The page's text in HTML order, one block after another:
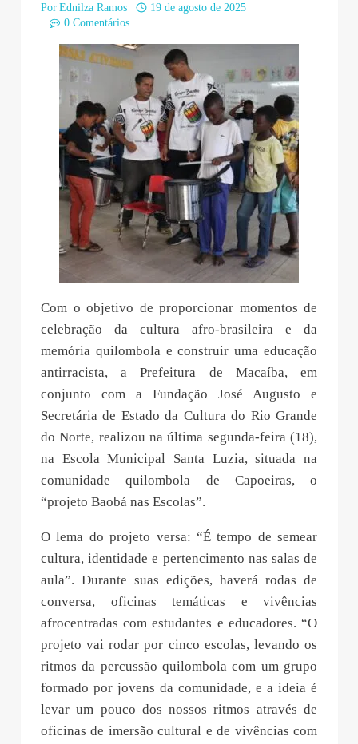
Por Ednilza Ramos
19 de agosto de 2025
0 Comentários
Com o objetivo de proporcionar momentos de
celebração da cultura afro-brasileira e da
memória quilombola e construir uma educação
antirracista, a Prefeitura de Macaíba, em
conjunto com a Fundação José Augusto e
Secretária de Estado da Cultura do Rio Grande
do Norte, realizou na última segunda-feira (18),
na Escola Municipal Santa Luzia, situada na
comunidade quilombola de Capoeiras, o
“projeto Baobá nas Escolas”.
O lema do projeto versa: “É tempo de semear
cultura, identidade e pertencimento nas salas de
aula”. Durante suas edições, haverá rodas de
conversa, oficinas temáticas e vivências
afrocentradas com estudantes e educadores. “O
projeto vai rodar por cinco escolas, levando os
ritmos da percussão quilombola com um grupo
formado por jovens da comunidade, e a ideia é
levar um pouco dos nossos ritmos através de
oficinas de imersão cultural e de vivências com